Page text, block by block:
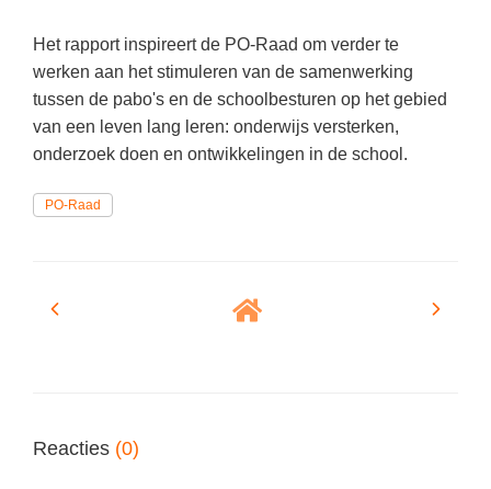
Verkeer
Verzorging
THEMA'S
Budgetteren
Eerste wereldoorlog
Godsdienstonderwijs
Beeldende Vorming
Biologie
Geld PO
Vakoverstijgend
Het rapport inspireert de PO-Raad om verder te
werken aan het stimuleren van de samenwerking
tussen de pabo's en de schoolbesturen op het gebied
van een leven lang leren: onderwijs versterken,
onderzoek doen en ontwikkelingen in de school.
PO-Raad
Reacties (0)